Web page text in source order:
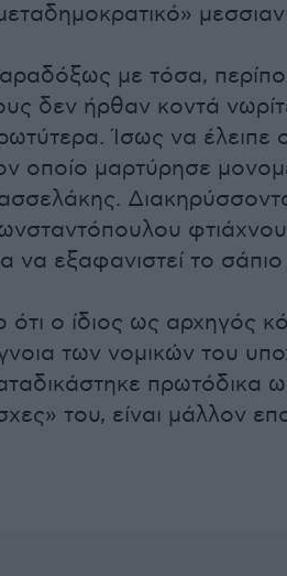
με τόσα,
δεν ήρθαν κοντά
Ίσως να έλειπε
οποίο μαρτύρησε
να εξαφανιστεί το
ότι ο ίδιος ως αρχηγός
των νομικών του
πρωτόδικα
του, είναι μάλλον